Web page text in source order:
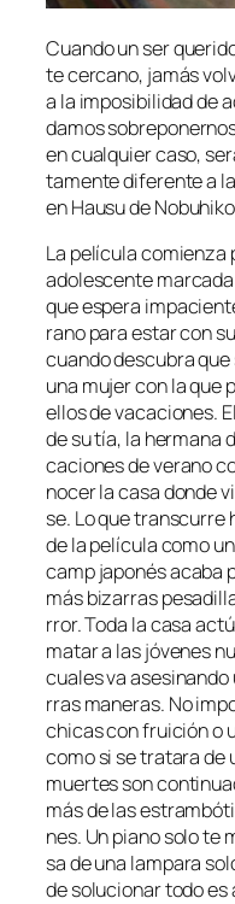
Cuando un ser
te cer­cano, ja­más
a la im­po­si­bi­li­dad de
da­mos
en cual­quier ca­so,
ta­men­te di­fe­ren­te a
en Hausu de
La pe­lí­cu­la co­mien­za
ado­les­cen­te
que es­pe­ra
rano pa­ra es­tar con
cuan­do des­cu­bra
una mu­jer con la que
ellos de va­ca­cio­nes.
de su tía, la her­ma­na
ca­cio­nes de ve­rano
no­cer la ca­sa don­de
se. Lo que trans­cu­rre
de la pe­lí­cu­la co­mo
camp ja­po­nés aca­ba
más bi­za­rras
rror. Toda la ca­sa
ma­tar a las jó­ve­nes
cua­les va
rras ma­ne­ras. No
chi­cas con frui­ción o
co­mo si se tra­ta­ra de
muer­tes son
más de las
nes. Un piano so­lo te
sa de una lam­pa­ra
de so­lu­cio­nar to­do es